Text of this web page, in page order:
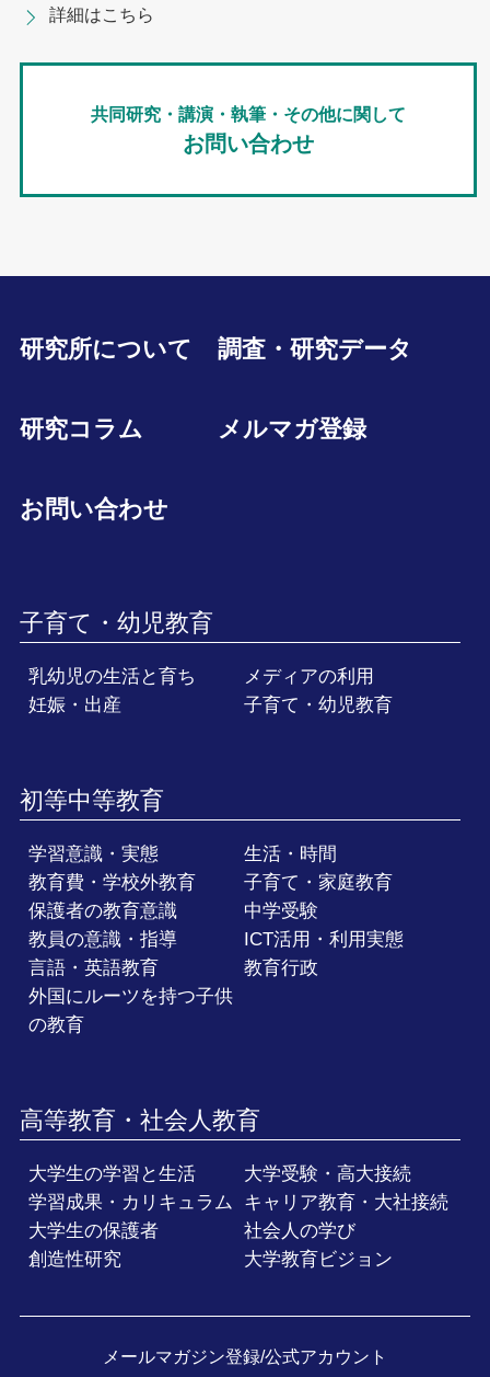
詳細はこちら
共同研究・講演・執筆・その他に関して
お問い合わせ
研究所について 調査・研究データ
研究コラム メルマガ登録
お問い合わせ
子育て・幼児教育
乳幼児の生活と育ち
メディアの利用
妊娠・出産
子育て・幼児教育
初等中等教育
学習意識・実態
生活・時間
教育費・学校外教育
子育て・家庭教育
保護者の教育意識
中学受験
教員の意識・指導
ICT活用・利用実態
言語・英語教育
教育行政
外国にルーツを持つ子供
の教育
高等教育・社会人教育
大学生の学習と生活
大学受験・高大接続
学習成果・カリキュラム
キャリア教育・大社接続
大学生の保護者
社会人の学び
創造性研究
大学教育ビジョン
メールマガジン登録/公式アカウント